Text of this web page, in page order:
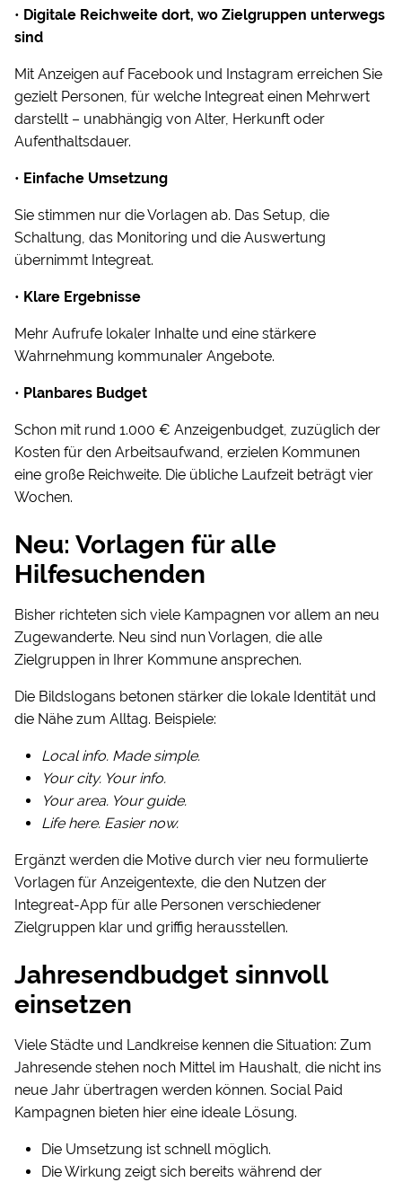
• Digitale Reichweite dort, wo Zielgruppen unterwegs
sind
Mit Anzeigen auf Facebook und Instagram erreichen Sie
gezielt Personen, für welche Integreat einen Mehrwert
darstellt – unabhängig von Alter, Herkunft oder
Aufenthaltsdauer.
• Einfache Umsetzung
Sie stimmen nur die Vorlagen ab. Das Setup, die
Schaltung, das Monitoring und die Auswertung
übernimmt Integreat.
• Klare Ergebnisse
Mehr Aufrufe lokaler Inhalte und eine stärkere
Wahrnehmung kommunaler Angebote.
• Planbares Budget
Schon mit rund 1.000 € Anzeigenbudget, zuzüglich der
Kosten für den Arbeitsaufwand, erzielen Kommunen
eine große Reichweite. Die übliche Laufzeit beträgt vier
Wochen.
Neu: Vorlagen für alle
Hilfesuchenden
Bisher richteten sich viele Kampagnen vor allem an neu
Zugewanderte. Neu sind nun Vorlagen, die alle
Zielgruppen in Ihrer Kommune ansprechen.
Die Bildslogans betonen stärker die lokale Identität und
die Nähe zum Alltag. Beispiele:
Local info. Made simple.
Your city. Your info.
Your area. Your guide.
Life here. Easier now.
Ergänzt werden die Motive durch vier neu formulierte
Vorlagen für Anzeigentexte, die den Nutzen der
Integreat-App für alle Personen verschiedener
Zielgruppen klar und griffig herausstellen.
Jahresendbudget sinnvoll
einsetzen
Viele Städte und Landkreise kennen die Situation: Zum
Jahresende stehen noch Mittel im Haushalt, die nicht ins
neue Jahr übertragen werden können. Social Paid
Kampagnen bieten hier eine ideale Lösung.
Die Umsetzung ist schnell möglich.
Die Wirkung zeigt sich bereits während der